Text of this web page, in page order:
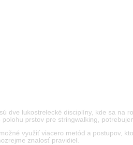
dve lukostrelecké disciplíny, kde sa na
prstov pre stringwalking,
využiť viacero metód a postupov,
znalosť pravidiel.